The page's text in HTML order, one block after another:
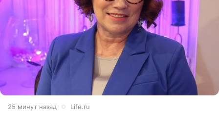
25 минут назад Life.ru